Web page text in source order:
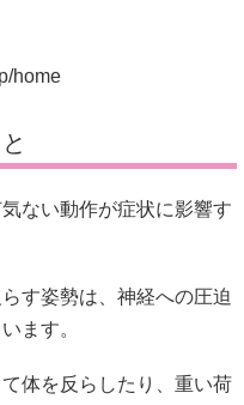
home
ない動作が症状に影響す
す姿勢は、神経への圧迫
ます。
体を反らしたり、重い荷